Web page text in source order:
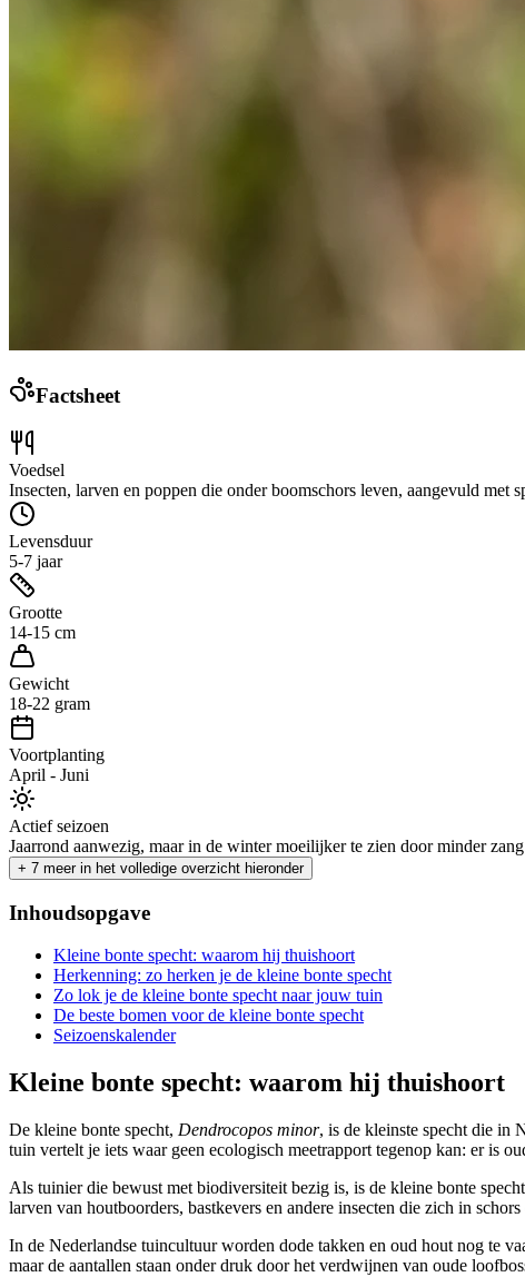
Factsheet
Voedsel
Insecten, larven en poppen die onder boomschors leven, aangevuld met
Levensduur
5-7 jaar
Grootte
14-15 cm
Gewicht
18-22 gram
Voortplanting
April - Juni
Actief seizoen
Jaarrond aanwezig, maar in de winter moeilijker te zien door minder
+ 7 meer in het volledige overzicht hieronder
Inhoudsopgave
Kleine bonte specht: waarom hij thuishoort
Herkenning: zo herken je de kleine bonte specht
Zo lok je de kleine bonte specht naar jouw tuin
De beste bomen voor de kleine bonte specht
Seizoenskalender
Kleine bonte specht: waarom hij thuishoort
De kleine bonte specht, Dendrocopos minor, is de kleinste specht die in
tuin vertelt je iets waar geen ecologisch meetrapport tegenop kan: er is
Als tuinier die bewust met biodiversiteit bezig is, is de kleine bonte
larven van houtboorders, bastkevers en andere insecten die zich in
In de Nederlandse tuincultuur worden dode takken en oud hout nog te
maar de aantallen staan onder druk door het verdwijnen van oude